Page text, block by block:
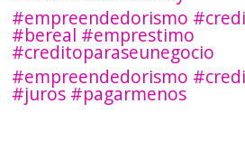
#empreendedorismo
#bereal #emprestimo
#creditoparaseunegocio
#empreendedorismo
#juros #pagarmenos